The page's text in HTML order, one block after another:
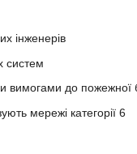
інженерів
систем
вимогами до пожежної
мережі категорії 6